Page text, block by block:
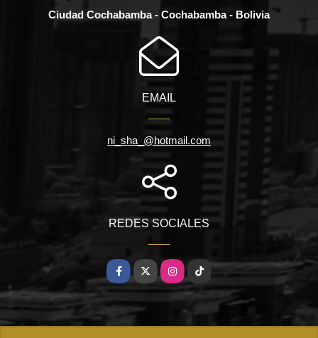
Ciudad Cochabamba - Cochabamba - Bolivia
EMAIL
ni_sha_@hotmail.com
REDES SOCIALES
Facebook
X InstagramTikTok